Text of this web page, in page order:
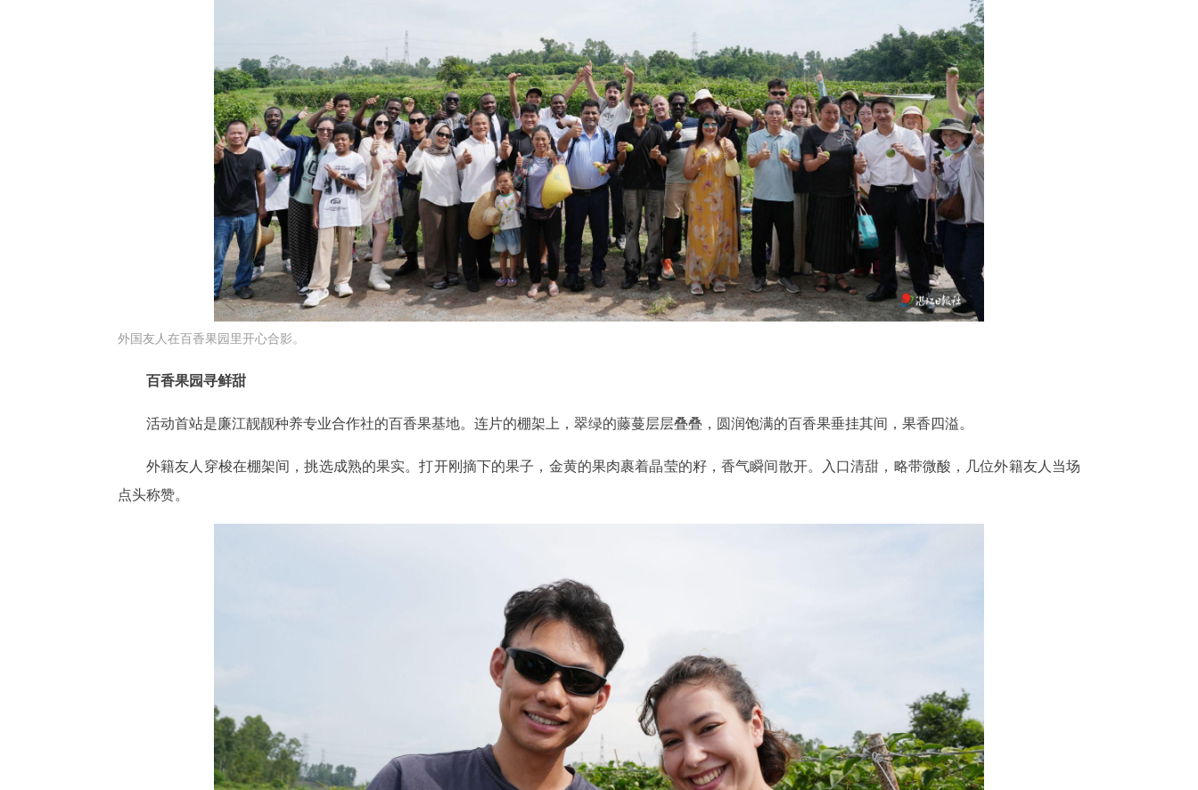
外国友人在百香果园里开心合影。
百香果园寻鲜甜
活动首站是廉江靓靓种养专业合作社的百香果基地。连片的棚架上，翠绿的藤蔓层层叠叠，圆润饱满的百香果垂挂其间，果香四溢。
外籍友人穿梭在棚架间，挑选成熟的果实。打开刚摘下的果子，金黄的果肉裹着晶莹的籽，香气瞬间散开。入口清甜，略带微酸，几位外籍友人当场
点头称赞。